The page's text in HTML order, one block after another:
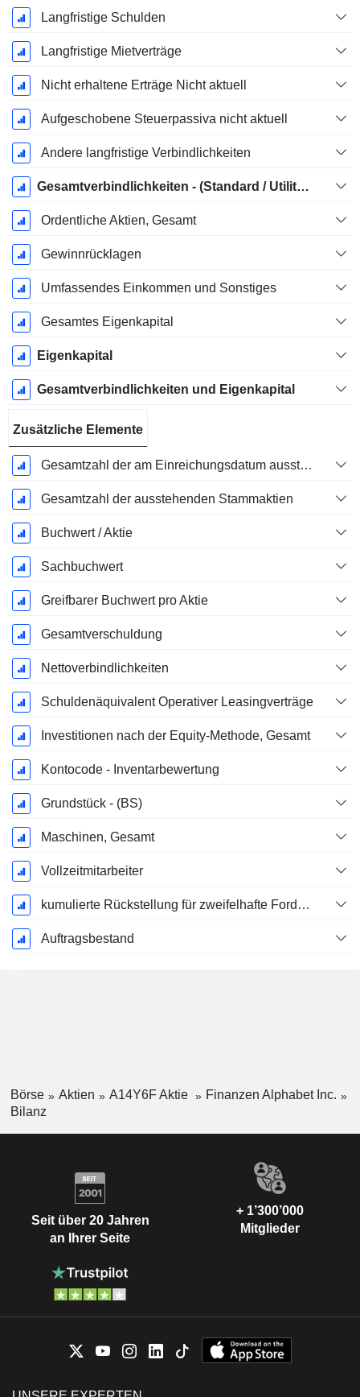
Langfristige Schulden
Langfristige Mietverträge
Nicht erhaltene Erträge Nicht aktuell
Aufgeschobene Steuerpassiva nicht aktuell
Andere langfristige Verbindlichkeiten
Gesamtverbindlichkeiten - (Standard / Utility Vorlage)
Ordentliche Aktien, Gesamt
Gewinnrücklagen
Umfassendes Einkommen und Sonstiges
Gesamtes Eigenkapital
Eigenkapital
Gesamtverbindlichkeiten und Eigenkapital
Zusätzliche Elemente
Gesamtzahl der am Einreichungsdatum ausstehenden Aktien
Gesamtzahl der ausstehenden Stammaktien
Buchwert / Aktie
Sachbuchwert
Greifbarer Buchwert pro Aktie
Gesamtverschuldung
Nettoverbindlichkeiten
Schuldenäquivalent Operativer Leasingverträge
Investitionen nach der Equity-Methode, Gesamt
Kontocode - Inventarbewertung
Grundstück - (BS)
Maschinen, Gesamt
Vollzeitmitarbeiter
kumulierte Rückstellung für zweifelhafte Forderungen (Zusatz)
Auftragsbestand
Börse Aktien A14Y6F Aktie
Finanzen Alphabet Inc.
Bilanz
Seit über 20 Jahren
an Ihrer Seite
+ 1’300’000
Mitglieder